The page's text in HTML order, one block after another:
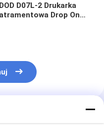
DOD D07L-2 Drukarka
atramentowa Drop On